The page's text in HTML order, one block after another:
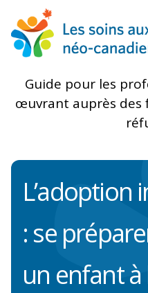
Guide pour les
œuvrant auprès des
L’adoption
: se
un enfant à